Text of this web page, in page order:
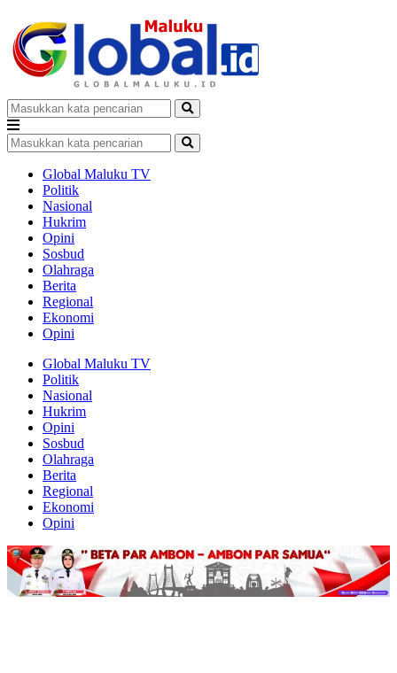
Global Maluku TV
Politik
Nasional
Hukrim
Opini
Sosbud
Olahraga
Berita
Regional
Ekonomi
Opini
Global Maluku TV
Politik
Nasional
Hukrim
Opini
Sosbud
Olahraga
Berita
Regional
Ekonomi
Opini